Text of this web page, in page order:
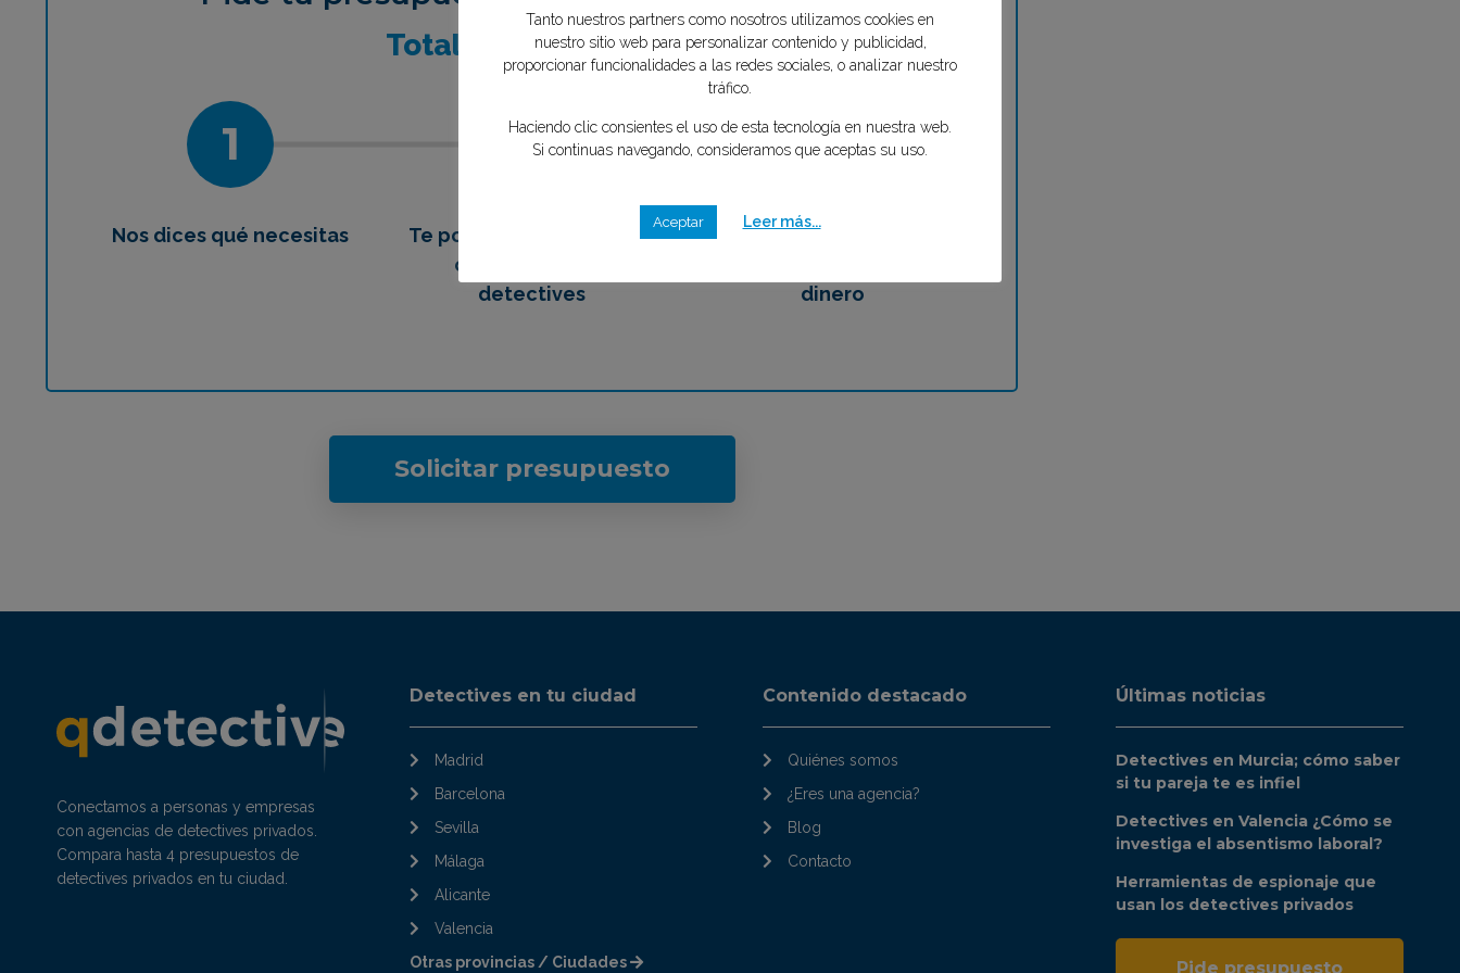
Totalmente GRATIS
1 2 3
Nos dices qué necesitas
Te ponemos en contacto
con los mejores
detectives
Eliges tu mejor opción,
dinero
Solicitar presupuesto
Conectamos a personas y empresas
con agencias de detectives privados.
Compara hasta 4 presupuestos de
detectives privados en tu ciudad.
Detectives en tu ciudad
Madrid
Barcelona
Sevilla
Málaga
Alicante
Valencia
Otras provincias / Ciudades
Contenido destacado
Quiénes somos
¿Eres una agencia?
Blog
Contacto
Últimas noticias
Detectives en Murcia; cómo saber
si tu pareja te es infiel
Detectives en Valencia ¿Cómo se
investiga el absentismo laboral?
Herramientas de espionaje que
usan los detectives privados
Pide presupuesto
nosotros
Tanto nuestros partners como nosotros utilizamos cookies en
nuestro sitio web para personalizar contenido y publicidad,
tráfico.
¿Qué tipo de caso quieres investigar?*